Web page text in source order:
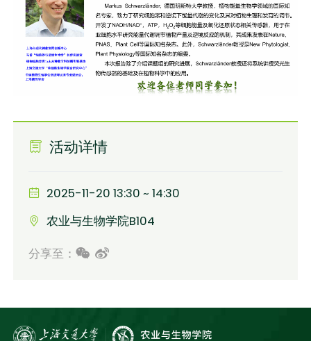
活动详情
2025-11-20 13:30 ~ 14:30
农业与生物学院B104
分享至：